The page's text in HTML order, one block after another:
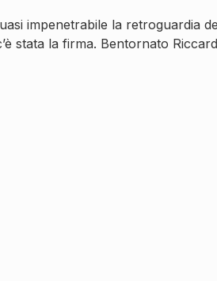
impenetrabile la retroguardia
stata la firma. Bentornato